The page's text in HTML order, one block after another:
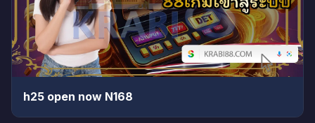
h25 open now N168